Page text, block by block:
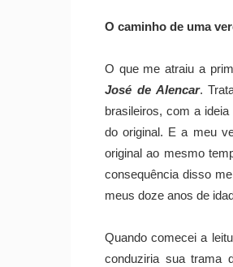
O caminho de uma
O que me atraiu a
José de Alencar.
brasileiros, com a
do original. E a meu
original ao mesmo
consequência disso
meus doze anos de
Quando comecei a
conduziria sua trama